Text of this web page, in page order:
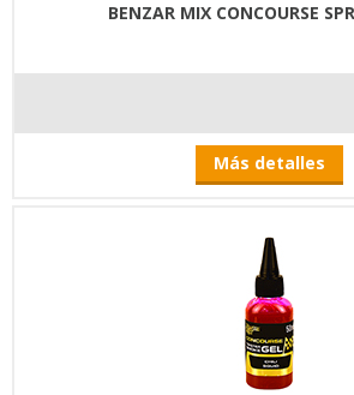
BENZAR MIX CONCOURSE
Más detalles